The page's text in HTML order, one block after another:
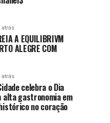
atrás
A EQUILIBRIVM
ALEGRE COM
atrás
celebra o Dia
alta gastronomia em
no coração